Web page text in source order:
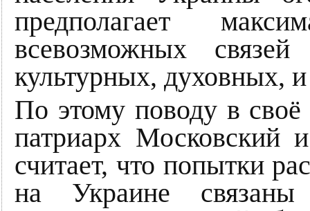
предполагает
всевозможных
культурных, духовных,
По этому поводу в своё
патриарх Московский
считает, что попытки
на Украине